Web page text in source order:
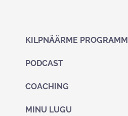
KILPNÄÄRME PROGRAMM
PODCAST
COACHING
MINU LUGU